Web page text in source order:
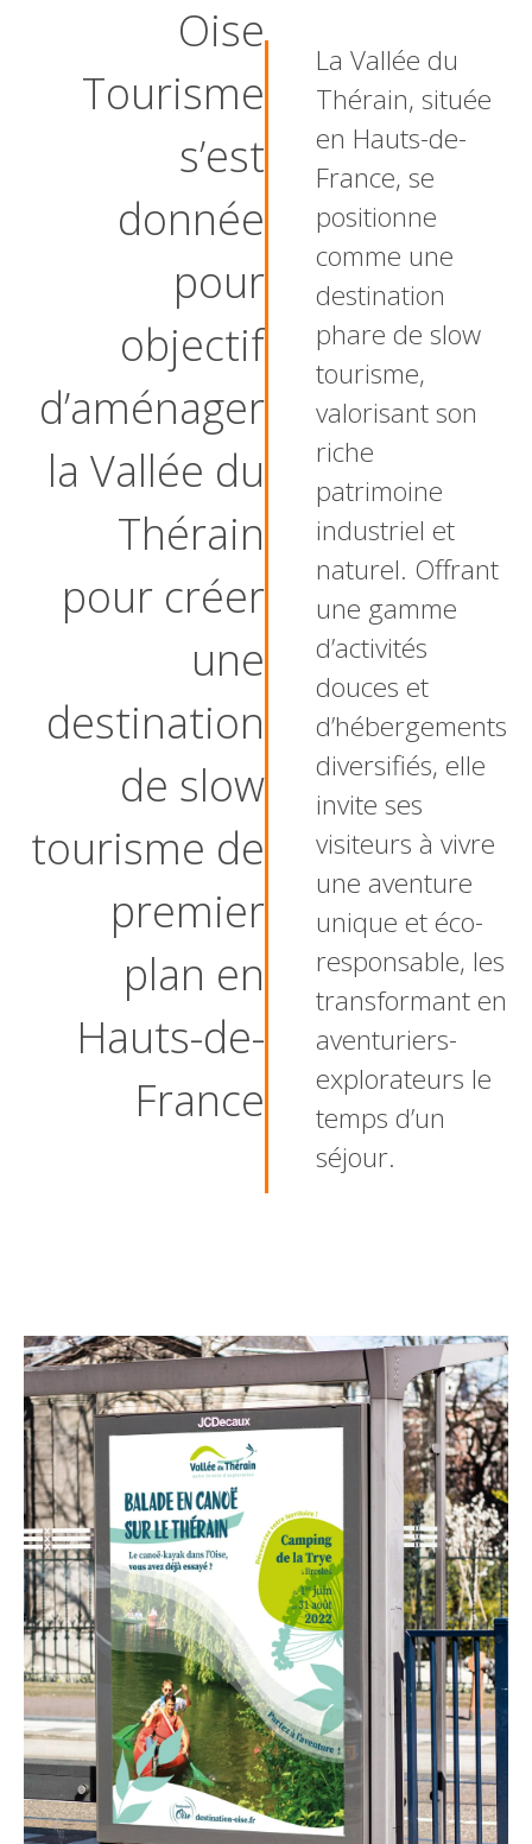
Oise
Tourisme
s’est
donnée
pour
objectif
d’aménager
la Vallée du
Thérain
pour créer
une
destination
de slow
tourisme de
premier
plan en
Hauts-de-
France
La Vallée du
Thérain, située
en Hauts-de-
France, se
positionne
comme une
destination
phare de slow
tourisme,
valorisant son
riche
patrimoine
industriel et
naturel. Offrant
une gamme
d’activités
douces et
d’hébergements
diversifiés, elle
invite ses
visiteurs à vivre
une aventure
unique et éco-
responsable, les
transformant en
aventuriers-
explorateurs le
temps d’un
séjour.